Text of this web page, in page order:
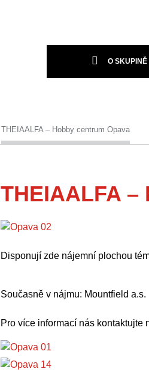
O SKUPINĚ
THEIAALFA – Hobby centrum Opava
THEIAALFA
Disponují zde nájemní plochou
Současně v nájmu: Mountfield a.s.
Pro více informací nás kontaktujte